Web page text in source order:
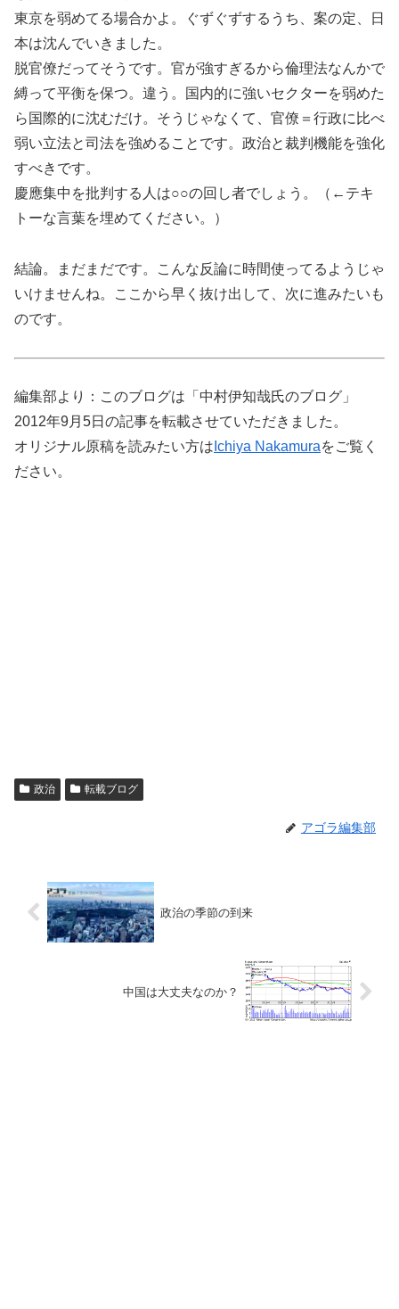
東京を弱めてる場合かよ。ぐずぐずするうち、案の定、日
本は沈んでいきました。
脱官僚だってそうです。官が強すぎるから倫理法なんかで
縛って平衡を保つ。違う。国内的に強いセクターを弱めた
ら国際的に沈むだけ。そうじゃなくて、官僚＝行政に比べ
弱い立法と司法を強めることです。政治と裁判機能を強化
すべきです。
慶應集中を批判する人は○○の回し者でしょう。（←テキ
トーな言葉を埋めてください。）
結論。まだまだです。こんな反論に時間使ってるようじゃ
いけませんね。ここから早く抜け出して、次に進みたいも
のです。
編集部より：このブログは「中村伊知哉氏のブログ」
2012年9月5日の記事を転載させていただきました。
オリジナル原稿を読みたい方は Ichiya Nakamuraをご覧く
ださい。
政治 転載ブログ
アゴラ編集部
政治の季節の到来
中国は大丈夫なのか？